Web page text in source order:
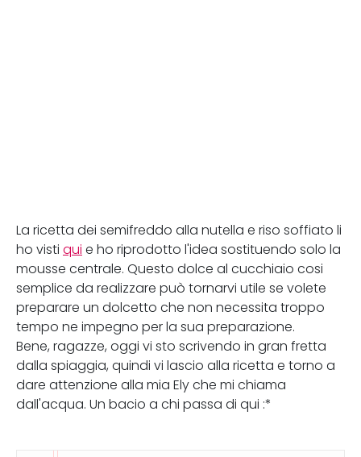
La ricetta dei semifreddo alla nutella e riso soffiato li
ho visti qui e ho riprodotto l'idea sostituendo solo la
mousse centrale. Questo dolce al cucchiaio cosi
semplice da realizzare può tornarvi utile se volete
preparare un dolcetto che non necessita troppo
tempo ne impegno per la sua preparazione.
Bene, ragazze, oggi vi sto scrivendo in gran fretta
dalla spiaggia, quindi vi lascio alla ricetta e torno a
dare attenzione alla mia Ely che mi chiama
dall'acqua. Un bacio a chi passa di qui :*